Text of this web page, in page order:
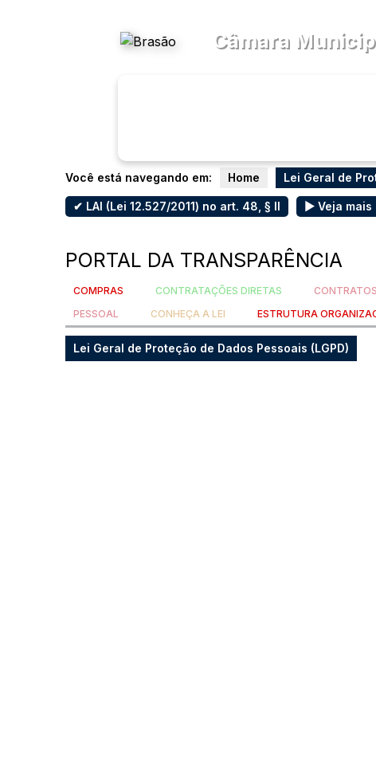
Câmara
Você está navegando em: Home Lei Geral de
✔ LAI (Lei 12.527/2011) no art. 48, § II ▶ Veja mais
PORTAL DA TRANSPARÊNCIA
COMPRAS CONTRATAÇÕES DIRETAS CONTRATOS
PESSOAL
CONHEÇA A LEI ESTRUTURA
Lei Geral de Proteção de Dados Pessoais (LGPD)